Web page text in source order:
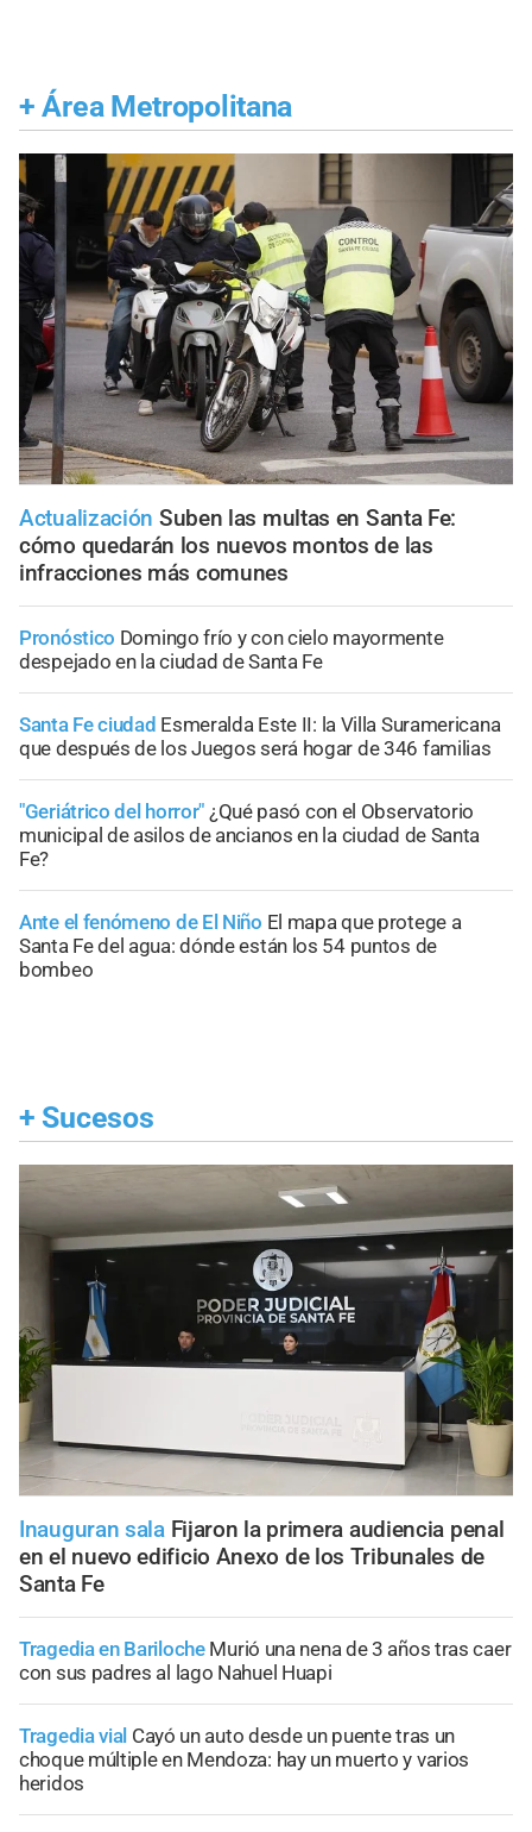
+ Área Metropolitana
Actualización Suben las multas en Santa Fe:
cómo quedarán los nuevos montos de las
infracciones más comunes
Pronóstico Domingo frío y con cielo mayormente
despejado en la ciudad de Santa Fe
Santa Fe ciudad Esmeralda Este II: la Villa Suramericana
que después de los Juegos será hogar de 346 familias
"Geriátrico del horror" ¿Qué pasó con el Observatorio
municipal de asilos de ancianos en la ciudad de Santa
Fe?
Ante el fenómeno de El Niño El mapa que protege a
Santa Fe del agua: dónde están los 54 puntos de
bombeo
+ Sucesos
Inauguran sala Fijaron la primera audiencia penal
en el nuevo edificio Anexo de los Tribunales de
Santa Fe
Tragedia en Bariloche Murió una nena de 3 años tras caer
con sus padres al lago Nahuel Huapi
Tragedia vial Cayó un auto desde un puente tras un
choque múltiple en Mendoza: hay un muerto y varios
heridos